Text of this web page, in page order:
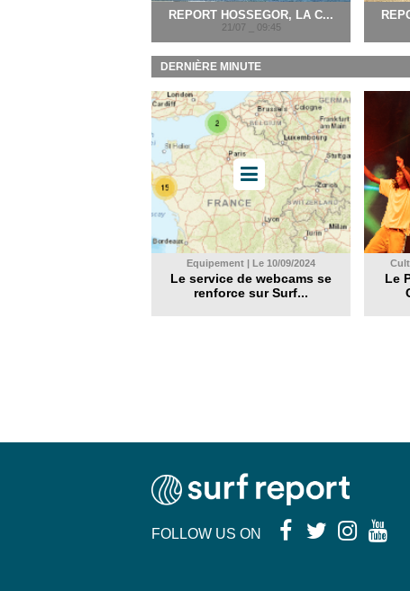
REPORT HOSSEGOR, LA C...
21/07 _ 09:45
DERNIÈRE MINUTE
Equipement | Le 10/09/2024
Le service de webcams se
renforce sur Surf...
Le
FOLLOW US ON